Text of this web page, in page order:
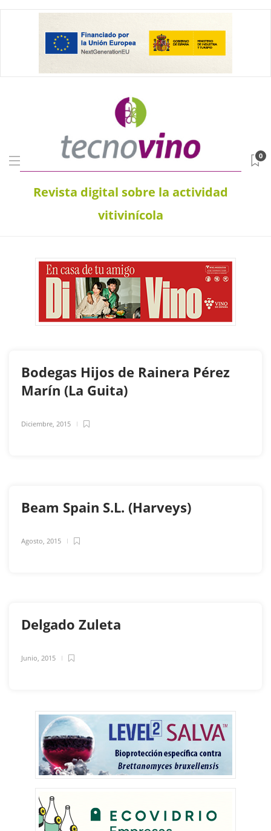
Revista digital sobre la actividad
vitivinícola
0
Bodegas Hijos de Rainera Pérez
Marín (La Guita)
Diciembre, 2015
Beam Spain S.L. (Harveys)
Agosto, 2015
Delgado Zuleta
Junio, 2015